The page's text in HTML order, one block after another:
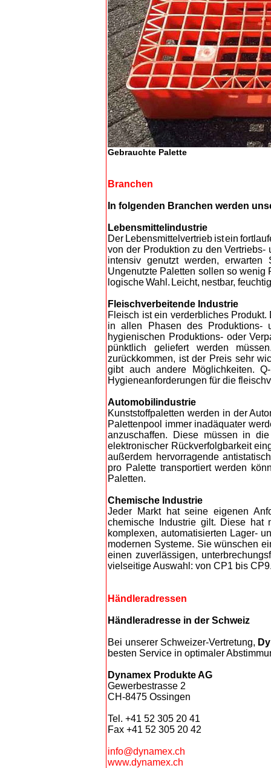
Gebrauchte Palette
Branchen
In folgenden Branchen werden
Lebensmittelindustrie
Der Lebensmittelvertrieb ist ein
von der Produktion zu den
intensiv genutzt werden, erwarten
Ungenutzte Paletten sollen so wenig
logische Wahl. Leicht, nestbar,
Fleischverbeitende Industrie
Fleisch ist ein verderbliches
in allen Phasen des Produktions-
hygienischen Produktions- oder
pünktlich geliefert werden
zurückkommen, ist der Preis sehr
gibt auch andere Möglichkeiten.
Hygieneanforderungen für die
Automobilindustrie
Kunststoffpaletten werden in der
Palettenpool immer inadäquater
anzuschaffen. Diese müssen in
elektronischer Rückverfolgbarkeit
außerdem hervorragende
pro Palette transportiert werden
Paletten.
Chemische Industrie
Jeder Markt hat seine eigenen
chemische Industrie gilt. Diese
komplexen, automatisierten Lager-
modernen Systeme. Sie wünschen
einen zuverlässigen,
vielseitige Auswahl: von CP1 bis
Händleradressen
Händleradresse in der Schweiz
Bei unserer Schweizer-Vertretung,
besten Service in optimaler
Dynamex Produkte AG
Gewerbestrasse 2
CH-8475 Ossingen
Tel. +41 52 305 20 41
Fax +41 52 305 20 42
info@dynamex.ch
www.dynamex.ch